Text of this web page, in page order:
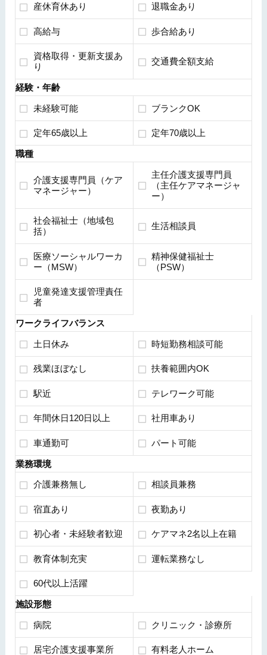
産休育休あり 退職金あり
高給与 歩合給あり
資格取得・更新支援あ
り
交通費全額支給
経験・年齢
未経験可能 ブランクOK
定年65歳以上 定年70歳以上
職種
介護支援専門員（ケア
マネージャー）
主任介護支援専門員
（主任ケアマネージャ
ー）
社会福祉士（地域包
括）
生活相談員
医療ソーシャルワーカ
ー（MSW）
精神保健福祉士
（PSW）
児童発達支援管理責任
者
ワークライフバランス
土日休み 時短勤務相談可能
残業ほぼなし 扶養範囲内OK
駅近 テレワーク可能
年間休日120日以上 社用車あり
車通勤可 パート可能
業務環境
介護兼務無し 相談員兼務
宿直あり 夜勤あり
初心者・未経験者歓迎 ケアマネ2名以上在籍
教育体制充実 運転業務なし
60代以上活躍
施設形態
病院 クリニック・診療所
居宅介護支援事業所 有料老人ホーム